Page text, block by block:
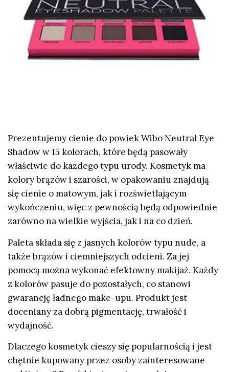
Prezentujemy cienie do powiek Wibo Neutral Eye
Shadow w 15 kolorach, które będą pasowały
właściwie do każdego typu urody. Kosmetyk ma
kolory brązów i szarości, w opakowaniu znajdują
się cienie o matowym, jak i rozświetlającym
wykończeniu, więc z pewnością będą odpowiednie
zarówno na wielkie wyjścia, jak i na co dzień.
Paleta składa się z jasnych kolorów typu nude, a
także brązów i ciemniejszych odcieni. Za jej
pomocą można wykonać efektowny makijaż. Każdy
z kolorów pasuje do pozostałych, co stanowi
gwarancję ładnego make-upu. Produkt jest
doceniany za dobrą pigmentację, trwałość i
wydajność.
Dlaczego kosmetyk cieszy się popularnością i jest
chętnie kupowany przez osoby zainteresowane